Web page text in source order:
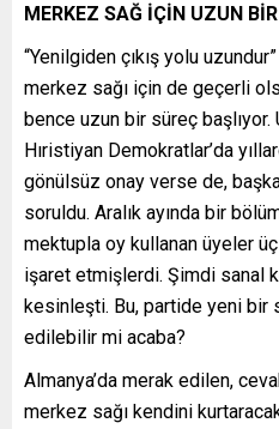
MERKEZ SAĞ İÇİN UZUN
“Yenilgiden çıkış yolu
merkez sağı için de geçerli
bence uzun bir süreç
Hıristiyan Demokratlar’da
gönülsüz onay verse de,
soruldu. Aralık ayında bir
mektupla oy kullanan üyeler
işaret etmişlerdi. Şimdi sanal
kesinleşti. Bu, partide yeni bir
edilebilir mi acaba?
Almanya’da merak edilen,
merkez sağı kendini